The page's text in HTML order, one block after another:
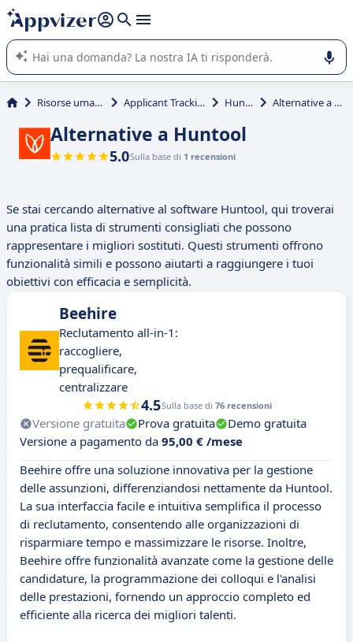
righe con
shift + enter
L'IA di Appvizer vi guida nell'utilizzo o nella scelta di un
software SaaS per la vostra azienda.
Risorse umane (HR) Applicant Tracking (ATS) Huntool Alternative a Huntool
Alternative a Huntool
5.0Sulla base di 1 recensioni
Se stai cercando alternative al software Huntool, qui troverai
una pratica lista di strumenti consigliati che possono
rappresentare i migliori sostituti. Questi strumenti offrono
funzionalità simili e possono aiutarti a raggiungere i tuoi
obiettivi con efficacia e semplicità.
Beehire
Reclutamento all-in-1:
raccogliere,
prequalificare,
centralizzare
4.5Sulla base di 76 recensioni
Versione gratuita Prova gratuita
Demo gratuita
Versione a pagamento da 95,00 € /mese
Beehire offre una soluzione innovativa per la gestione
delle assunzioni, differenziandosi nettamente da Huntool.
La sua interfaccia facile e intuitiva semplifica il processo
di reclutamento, consentendo alle organizzazioni di
risparmiare tempo e massimizzare le risorse. Inoltre,
Beehire offre funzionalità avanzate come la gestione delle
candidature, la programmazione dei colloqui e l'analisi
delle prestazioni, fornendo un approccio completo ed
efficiente alla ricerca dei migliori talenti.